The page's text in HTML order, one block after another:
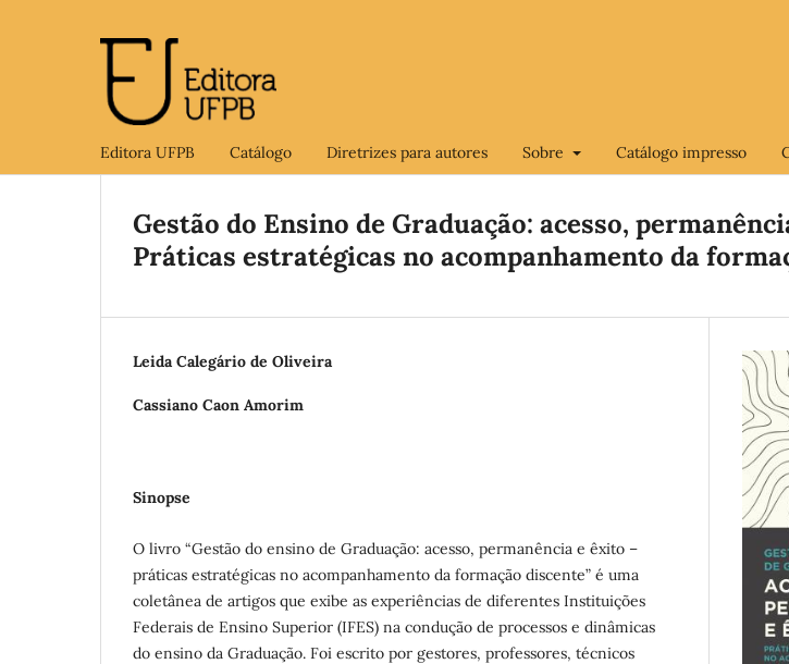
Editora UFPB Catálogo Diretrizes para autores Sobre Catálogo impresso
Gestão do Ensino de Graduação: acesso,
Práticas estratégicas no acompanhamento da
Leida Calegário de Oliveira
Cassiano Caon Amorim
Sinopse
O livro “Gestão do ensino de Graduação: acesso, permanência e êxito –
práticas estratégicas no acompanhamento da formação discente” é uma
coletânea de artigos que exibe as experiências de diferentes Instituições
Federais de Ensino Superior (IFES) na condução de processos e dinâmicas
do ensino da Graduação. Foi escrito por gestores, professores, técnicos